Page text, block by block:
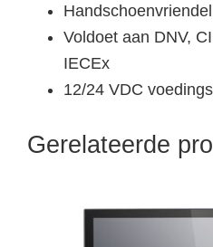
Voldoet aan DNV,
IECEx
12/24 VDC
Gerelateerde